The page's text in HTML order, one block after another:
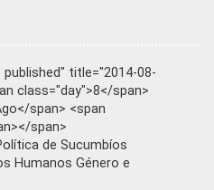
title="2014-08-
class="day">8</span>
span> <span
span>
de Sucumbíos
Humanos Género e